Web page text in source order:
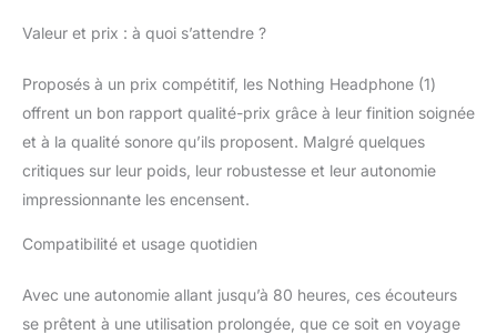
Valeur et prix : à quoi s’attendre ?
Proposés à un prix compétitif, les Nothing Headphone (1)
offrent un bon rapport qualité-prix grâce à leur finition soignée
et à la qualité sonore qu’ils proposent. Malgré quelques
critiques sur leur poids, leur robustesse et leur autonomie
impressionnante les encensent.
Compatibilité et usage quotidien
Avec une autonomie allant jusqu’à 80 heures, ces écouteurs
se prêtent à une utilisation prolongée, que ce soit en voyage